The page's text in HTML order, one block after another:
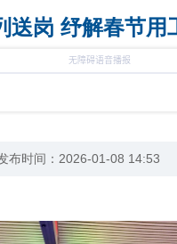
便民服务
送岗 纾解春节用
布时间：2026-01-08 14:53